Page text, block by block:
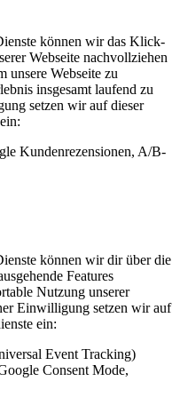
können wir das Klick-
Webseite nachvollziehen
unsere Webseite zu
insgesamt laufend zu
setzen wir auf dieser
Kundenrezensionen, A/B-
können wir dir über die
Features
Nutzung unserer
Einwilligung setzen wir auf
ein:
Event Tracking)
Consent Mode,